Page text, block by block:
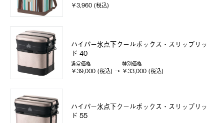
￥3,960 (税込)
ハイパー氷点下クールボックス・スリップリッ
ド 40
通常価格
￥39,000 (税込)
特別価格
￥33,000 (税込)
ハイパー氷点下クールボックス・スリップリッ
ド 55